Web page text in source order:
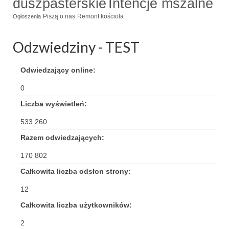
Triduum Św. St. Kostka 2018
Wyklętych” 2018
Galerie 2017
Wprowadzenie nowego Proboszcza
Kancelaria
Zaprzyjaźnione strony
duszpasterskie Intencje mszalne
Ogłoszenia Piszą o nas Remont kościoła
Odzwiedziny - TEST
Odwiedzający online:
0
Liczba wyświetleń:
533 260
Razem odwiedzających:
170 802
Całkowita liczba odsłon strony:
12
Całkowita liczba użytkowników:
2